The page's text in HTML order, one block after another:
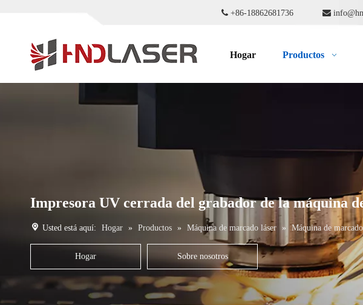
 +86-18862681736 
Hogar Productos
Impresora UV cerrada del grabador de la máquina
Usted está aquí: Hogar » Productos » Máquina de marcado láser » Máquina de
Hogar Sobre nosotros